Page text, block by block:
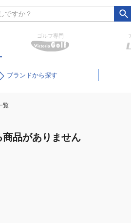
ゴルフ専門
ブランド
覧
品がありません